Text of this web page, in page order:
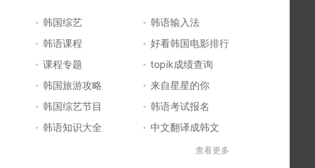
韩国综艺
韩语输入法
韩语课程
好看韩国电影排行
课程专题
topik成绩查询
韩国旅游攻略
来自星星的你
韩国综艺节目
韩语考试报名
韩语知识大全
中文翻译成韩文
查看更多